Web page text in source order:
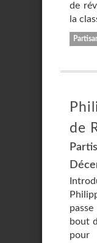
de
la
de
bout